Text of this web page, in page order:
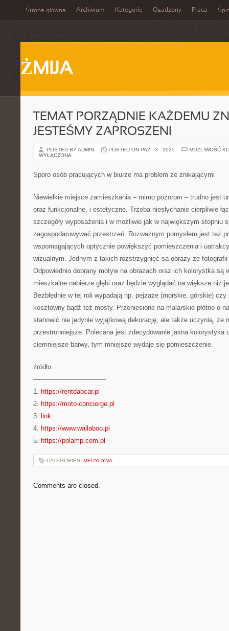
Strona główna Archiwum Kategorie Osadzony Praca
ŻMIJA
TEMAT PORZĄDNIE KAŻDEMU
JESTEŚMY ZAPROSZENI
POSTED BY ADMIN POSTED ON PAŹ - 3 - 2025
MOŻLIWOŚĆ
WYŁĄCZONA
Sporo osób pracujących w biurze ma problem ze znikającymi
Niewielkie miejsce zamieszkania – mimo pozorom – trudno jest
oraz funkcjonalne, i estetyczne. Trzeba niesłychanie cierpliwie
szczegóły wyposażenia i w możliwie jak w największym stopniu
zagospodarowywać przestrzeń. Rozważnym pomysłem jest też
wspomagających optycznie powiększyć pomieszczenia i
wizualnym. Jednym z takich rozstrzygnięć są obrazy ze
Odpowiednio dobrany motyw na obrazach oraz ich kolorystka są
mieszkalne nabierze głębi oraz będzie wyglądać na większe niż
Bezbłędnie w tej roli wypadają np. pejzaże (morskie, górskie)
kosztowny bądź też mosty. Przeniesione na malarskie płótno o
stanowić nie jedynie wyjątkową dekorację, ale także uczynią, że
przestronniejsze. Polecana jest zdecydowanie jasna kolorystyka
ciemniejsze barwy, tym mniejsze wydaje się pomieszczenie.
źródło:
———————————
1. https://rentdabcar.pl
2. https://moto-concierge.pl
3. link
4. https://www.wallaboo.pl
5. https://polamp.com.pl
CATEGORIES: MEDYCYNA
Comments are closed.